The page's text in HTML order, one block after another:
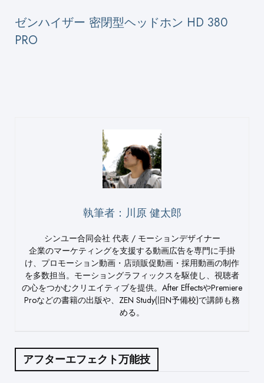
ゼンハイザー 密閉型ヘッドホン HD 380
PRO
執筆者：川原 健太郎
シンユー合同会社 代表 / モーションデザイナー
企業のマーケティングを支援する動画広告を専門に手掛
け、プロモーション動画・店頭販促動画・採用動画の制作
を多数担当。モーショングラフィックスを駆使し、視聴者
の心をつかむクリエイティブを提供。After EffectsやPremiere
Proなどの書籍の出版や、ZEN Study(旧N予備校)で講師も務
める。
アフターエフェクト万能技